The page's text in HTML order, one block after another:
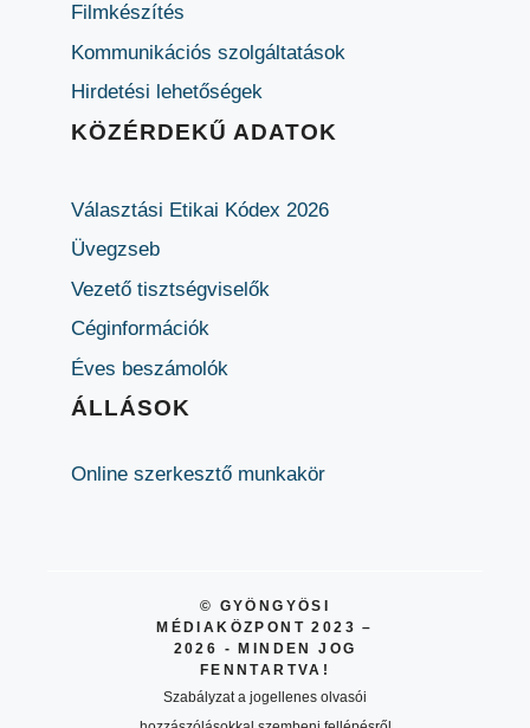
Filmkészítés
Kommunikációs szolgáltatások
Hirdetési lehetőségek
KÖZÉRDEKŰ ADATOK
Választási Etikai Kódex 2026
Üvegzseb
Vezető tisztségviselők
Céginformációk
Éves beszámolók
ÁLLÁSOK
Online szerkesztő munkakör
© GYÖNGYÖSI
MÉDIAKÖZPONT 2023 –
2026 - MINDEN JOG
FENNTARTVA!
Szabályzat a jogellenes olvasói